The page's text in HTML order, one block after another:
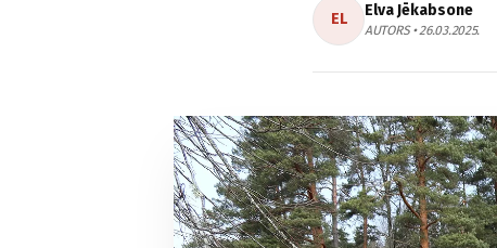
EL Elva Jēkabsone
AUTORS • 26.03.2025.